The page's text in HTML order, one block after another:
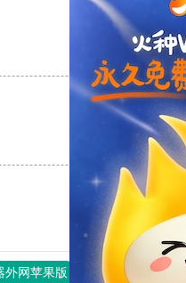
外网苹果版 旋风加速度器